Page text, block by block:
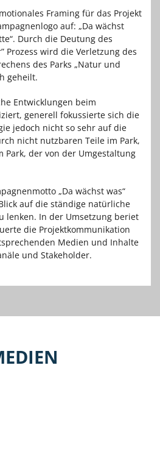
Framing für das Projekt
auf: „Da wächst
Durch die Deutung des
Prozess wird die Verletzung des
des Parks „Natur und
geheilt.
Entwicklungen beim
generell fokussierte sich die
jedoch nicht so sehr auf die
nicht nutzbaren Teile im Park,
Park, der von der Umgestaltung
„Da wächst was“
auf die ständige natürliche
lenken. In der Umsetzung beriet
die Projektkommunikation
Medien und Inhalte
und Stakeholder.